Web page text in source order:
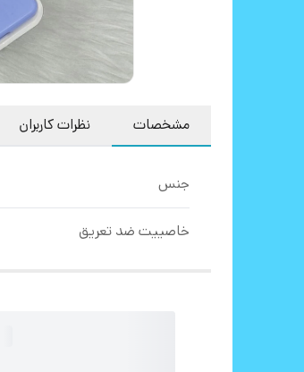
مشخصات نظرات کاربران
جنس
خاصییت ضد تعریق